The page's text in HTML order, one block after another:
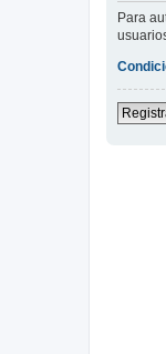
Para